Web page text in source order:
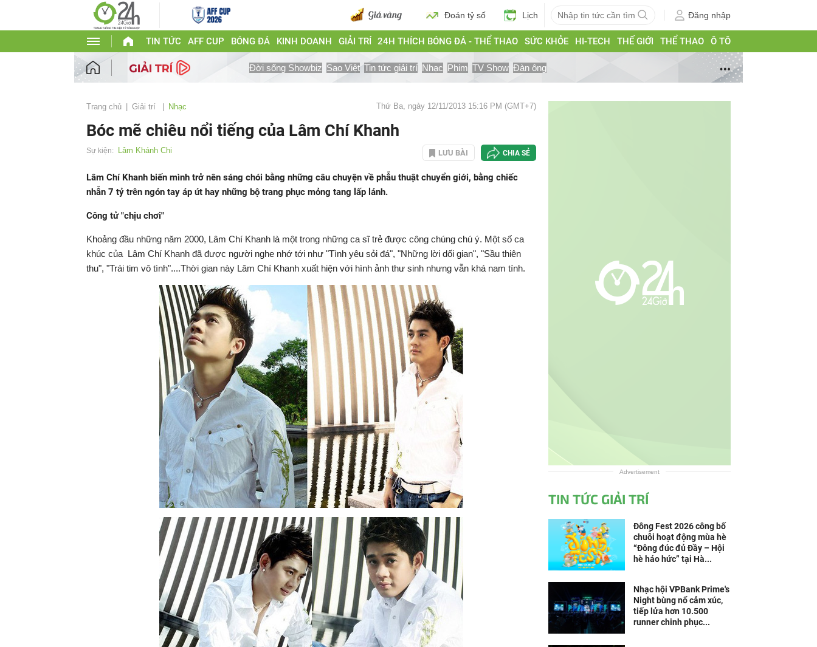
Đoán tỷ số Lịch Đăng nhập
TIN TỨC AFF CUP BÓNG ĐÁ KINH DOANH GIẢI TRÍ 24H THÍCH BÓNG ĐÁ - THỂ THAO SỨC KHỎE HI-TECH THẾ GIỚI THỂ THAO Ô TÔ
Đời sống Showbiz Sao Việt Tin tức giải trí Nhạc Phim TV Show Đàn ông
Trang chủ Giải trí Nhạc Thứ Ba, ngày 12/11/2013 15:16 PM (GMT+7)
Bóc mẽ chiêu nổi tiếng của Lâm Chí Khanh
Sự kiện: Lâm Khánh Chi LƯU BÀI CHIA SẺ
Lâm Chí Khanh biến mình trở nên sáng chói bằng những câu chuyện về phẫu thuật chuyển giới, bằng chiếc
nhẫn 7 tỷ trên ngón tay áp út hay những bộ trang phục mỏng tang lấp lánh.
Công tử "chịu chơi"
Khoảng đầu những năm 2000, Lâm Chí Khanh là một trong những ca sĩ trẻ được công chúng chú ý. Một số ca
khúc của Lâm Chí Khanh đã được người nghe nhớ tới như "Tình yêu sỏi đá", "Những lời dối gian", "Sầu thiên
thu", "Trái tim vô tình"....Thời gian này Lâm Chí Khanh xuất hiện với hình ảnh thư sinh nhưng vẫn khá nam tính.
Advertisement
TIN TỨC GIẢI TRÍ
Đông Fest 2026 công bố
chuỗi hoạt động mùa hè
“Đông đúc đủ Đầy – Hội
hè háo hức” tại Hà...
Nhạc hội VPBank Prime's
Night bùng nổ cảm xúc,
tiếp lửa hơn 10.500
runner chinh phục...